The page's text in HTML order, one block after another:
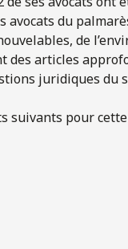
avocats du
de
des articles
juridiques du
suivants pour cette